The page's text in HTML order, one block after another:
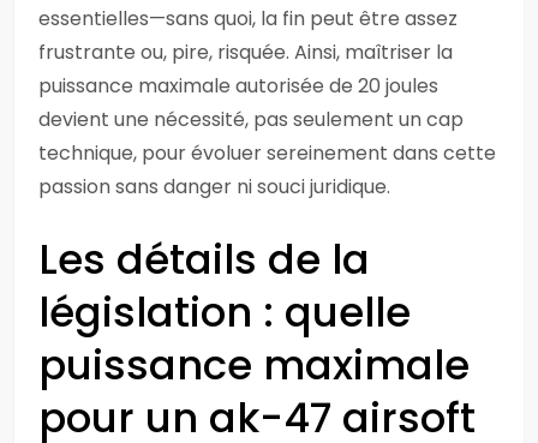
essentielles—sans quoi, la fin peut être assez
frustrante ou, pire, risquée. Ainsi, maîtriser la
puissance maximale autorisée de 20 joules
devient une nécessité, pas seulement un cap
technique, pour évoluer sereinement dans cette
passion sans danger ni souci juridique.
Les détails de la
législation : quelle
puissance maximale
pour un ak-47 airsoft